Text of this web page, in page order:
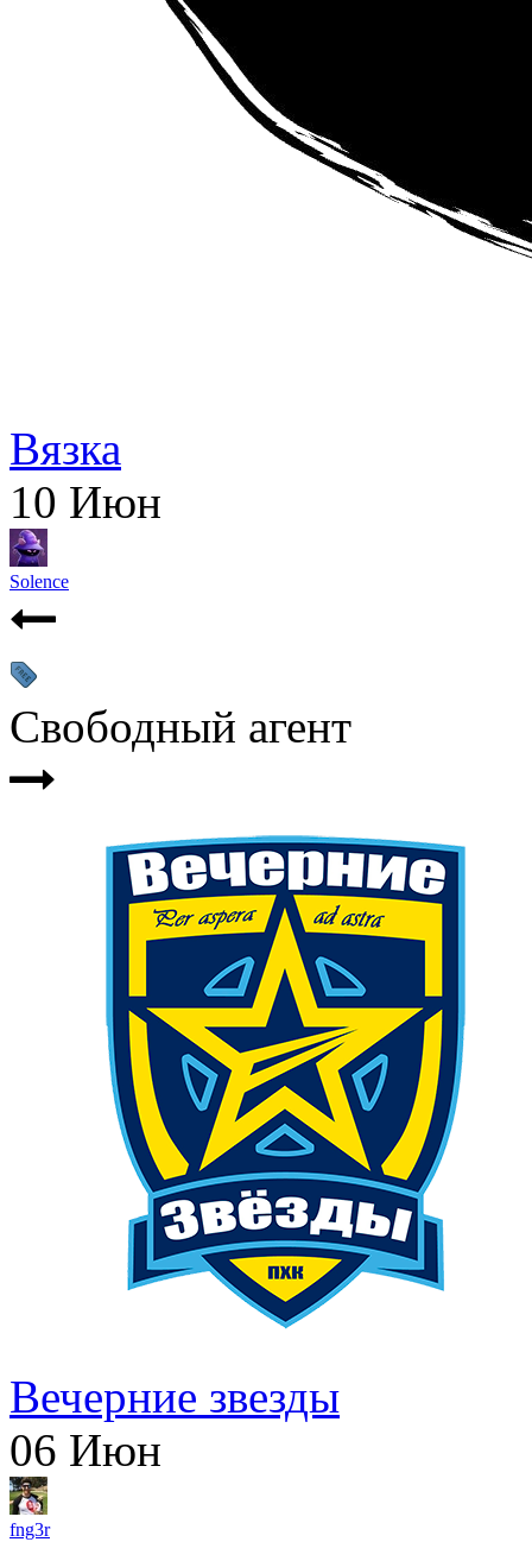
Вязка
10 Июн
Solence
Свободный агент
Вечерние звезды
06 Июн
fng3r